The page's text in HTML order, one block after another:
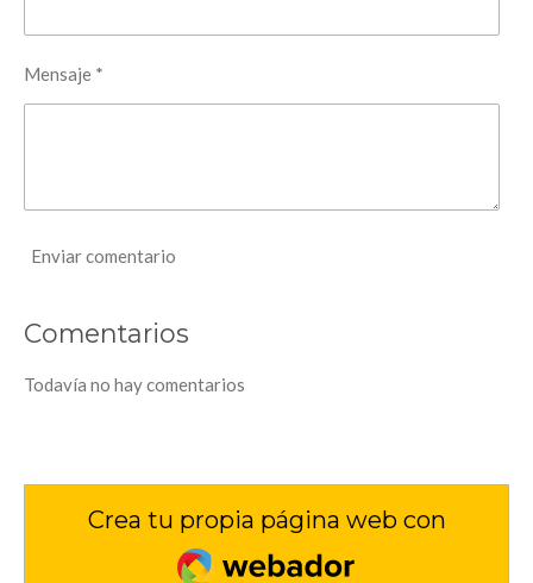
Mensaje *
Enviar comentario
Comentarios
Todavía no hay comentarios
Crea tu propia página web con
Webador